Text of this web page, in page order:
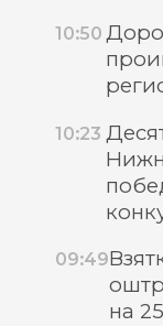
10:50
10:23
09:49
на